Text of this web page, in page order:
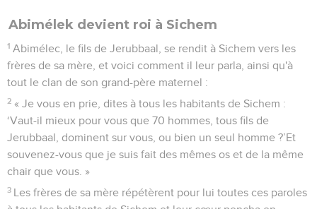
Abimélek devient roi à Sichem
1 Abimélec, le fils de Jerubbaal, se rendit à Sichem vers les
frères de sa mère, et voici comment il leur parla, ainsi qu'à
tout le clan de son grand-père maternel :
2 « Je vous en prie, dites à tous les habitants de Sichem :
‘Vaut-il mieux pour vous que 70 hommes, tous fils de
Jerubbaal, dominent sur vous, ou bien un seul homme ?’Et
souvenez-vous que je suis fait des mêmes os et de la même
chair que vous. »
3 Les frères de sa mère répétèrent pour lui toutes ces paroles